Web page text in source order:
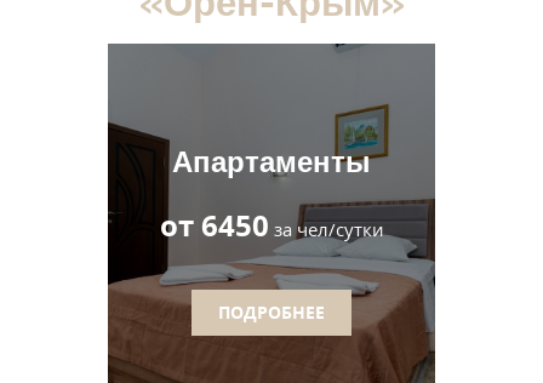
Апартаменты
от 6450 за чел/сутки
ПОДРОБНЕЕ